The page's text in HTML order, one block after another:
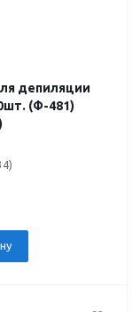
депиляции
(Ф-481)